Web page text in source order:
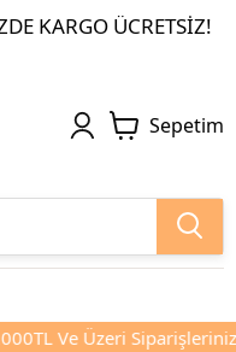
KARGO ÜCRETSIZ!
Sepetim
Ve Üzeri